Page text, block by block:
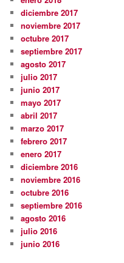
diciembre 2017
noviembre 2017
octubre 2017
septiembre 2017
agosto 2017
julio 2017
junio 2017
mayo 2017
abril 2017
marzo 2017
febrero 2017
enero 2017
diciembre 2016
noviembre 2016
octubre 2016
septiembre 2016
agosto 2016
julio 2016
junio 2016